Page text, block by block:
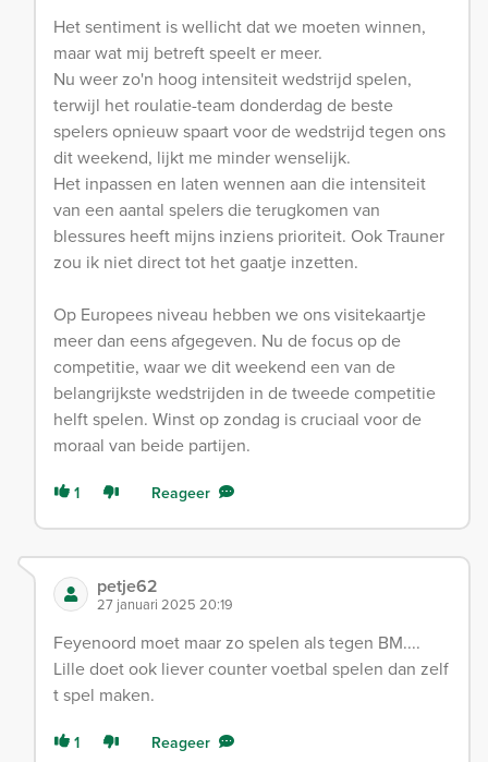
Het sentiment is wellicht dat we moeten winnen,
maar wat mij betreft speelt er meer.
Nu weer zo'n hoog intensiteit wedstrijd spelen,
terwijl het roulatie-team donderdag de beste
spelers opnieuw spaart voor de wedstrijd tegen ons
dit weekend, lijkt me minder wenselijk.
Het inpassen en laten wennen aan die intensiteit
van een aantal spelers die terugkomen van
blessures heeft mijns inziens prioriteit. Ook Trauner
zou ik niet direct tot het gaatje inzetten.
Op Europees niveau hebben we ons visitekaartje
meer dan eens afgegeven. Nu de focus op de
competitie, waar we dit weekend een van de
belangrijkste wedstrijden in de tweede competitie
helft spelen. Winst op zondag is cruciaal voor de
moraal van beide partijen.
1 Reageer
petje62
27 januari 2025 20:19
Feyenoord moet maar zo spelen als tegen BM....
Lille doet ook liever counter voetbal spelen dan zelf
t spel maken.
1 Reageer